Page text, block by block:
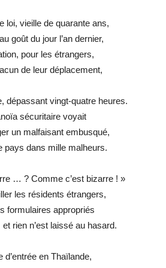
loi, vieille de quarante ans,
goût du jour l’an dernier,
pour les étrangers,
de leur déplacement,
dépassant vingt-quatre heures.
sécuritaire voyait
un malfaisant embusqué,
pays dans mille malheurs.
… ? Comme c’est bizarre ! »
les résidents étrangers,
formulaires appropriés
rien n’est laissé au hasard.
d’entrée en Thaïlande,